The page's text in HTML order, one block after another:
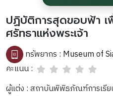
ปฏิบัติการสุดขอบฟ้า เ
ศรัทธาแห่งพระเจ้า
ทรัพยากร : Museum of
คะแนน :
ผู้แต่ง : สถาบันพิพิธภัณฑ์การเรีย